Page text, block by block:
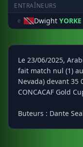
ENTRAÎNEURS
e
Dwight YORKE
Le 23/06/2025,
fait match nul (1)
Nevada) devant 35
CONCACAF Gold
Buteurs : Dante